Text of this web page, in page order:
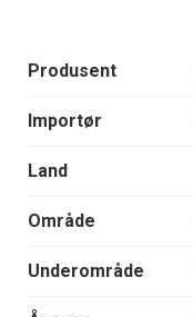
Produsent
Importør
Land
Område
Underområde